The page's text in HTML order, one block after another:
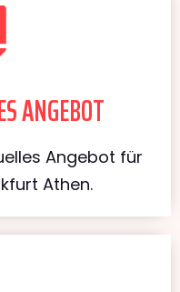
ANGEBOT
Angebot für
Athen.